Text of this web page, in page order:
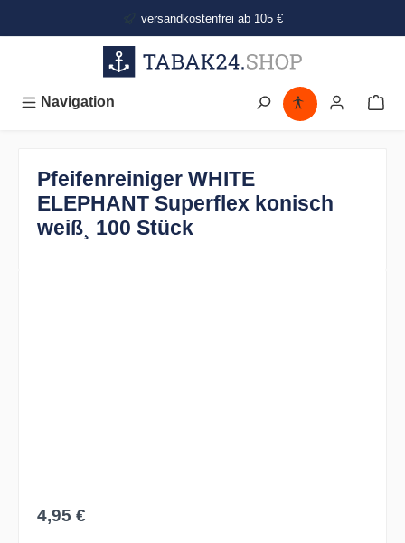
versandkostenfrei ab 105 €
Navigation
Pfeifenreiniger WHITE
ELEPHANT Superflex konisch
weiß¸ 100 Stück
4,95 €